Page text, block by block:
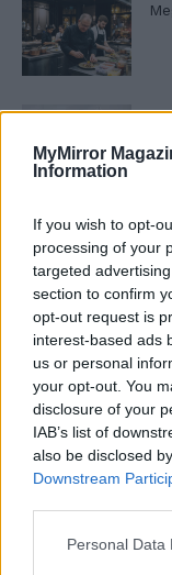
MyMirror
Information
If you wish to opt-
processing of your
targeted
section to confirm
opt-out request is
interest-based ads
us or personal
your opt-out. You
disclosure of your
IAB’s list of
also be disclosed
Downstream
Personal Data
T.